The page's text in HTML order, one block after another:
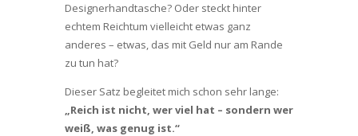
Designerhandtasche? Oder steckt hinter
echtem Reichtum vielleicht etwas ganz
anderes – etwas, das mit Geld nur am Rande
zu tun hat?
Dieser Satz begleitet mich schon sehr lange:
„Reich ist nicht, wer viel hat – sondern wer
weiß, was genug ist.“